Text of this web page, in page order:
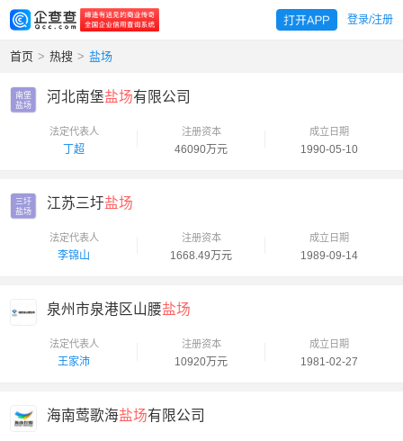
登录/注册
首页 > 热搜 > 盐场
南堡
盐场
河北南堡盐场有限公司
法定代表人
丁超
注册资本
46090万元
成立日期
1990-05-10
三圩
盐场
江苏三圩盐场
法定代表人
李锦山
注册资本
1668.49万元
成立日期
1989-09-14
泉州市泉港区山腰盐场
法定代表人
王家沛
注册资本
10920万元
成立日期
1981-02-27
海南莺歌海盐场有限公司